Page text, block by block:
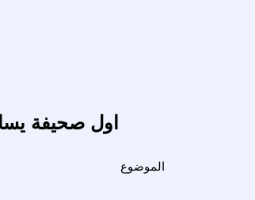
اول صحيفة
الموضوع